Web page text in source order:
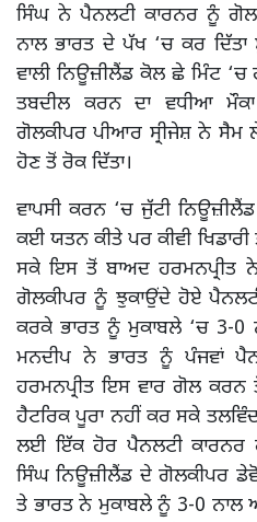
ਸਿੰਘ ਨੇ ਪੈਨਲਟੀ ਕਾਰਨਰ ਨੂੰ
ਨਾਲ ਭਾਰਤ ਦੇ ਪੱਖ ‘ਚ ਕਰ
ਵਾਲੀ ਨਿਊਜ਼ੀਲੈਂਡ ਕੋਲ ਛੇ ਮਿੰਟ
ਤਬਦੀਲ ਕਰਨ ਦਾ ਵਧੀਆ
ਗੋਲਕੀਪਰ ਪੀਆਰ ਸ੍ਰੀਜੇਸ਼ ਨੇ
ਹੋਣ ਤੋਂ ਰੋਕ ਦਿੱਤਾ।
ਵਾਪਸੀ ਕਰਨ ‘ਚ ਜੁੱਟੀ
ਕਈ ਯਤਨ ਕੀਤੇ ਪਰ ਕੀਵੀ
ਸਕੇ ਇਸ ਤੋਂ ਬਾਅਦ ਹਰਮਨਪ੍ਰੀਤ
ਗੋਲਕੀਪਰ ਨੂੰ ਝੁਕਾਉਂਦੇ ਹੋਏ
ਕਰਕੇ ਭਾਰਤ ਨੂੰ ਮੁਕਾਬਲੇ ‘ਚ 3-0
ਮਨਦੀਪ ਨੇ ਭਾਰਤ ਨੂੰ ਪੰਜਵਾਂ
ਹਰਮਨਪ੍ਰੀਤ ਇਸ ਵਾਰ ਗੋਲ
ਹੈਟਰਿਕ ਪੂਰਾ ਨਹੀਂ ਕਰ ਸਕੇ
ਲਈ ਇੱਕ ਹੋਰ ਪੈਨਲਟੀ ਕਾਰਨਰ
ਸਿੰਘ ਨਿਊਜ਼ੀਲੈਂਡ ਦੇ ਗੋਲਕੀਪਰ
ਤੇ ਭਾਰਤ ਨੇ ਮੁਕਾਬਲੇ ਨੂੰ 3-0